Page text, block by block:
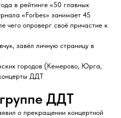
в рейтинге «50 главных
«Forbes» занимает 45
чего опроверг своё причастие к
завёл личную страницу в
городов (Кемерово, Юрга,
ДДТ
ДДТ
о прекращении концертной